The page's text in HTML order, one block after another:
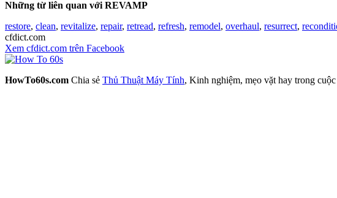
Những từ liên quan với REVAMP
restore, clean, revitalize, repair, retread, refresh, remodel, overhaul, resurrect,
cfdict.com
Xem cfdict.com trên Facebook
HowTo60s.com Chia sẻ Thủ Thuật Máy Tính, Kinh nghiệm, mẹo vặt hay trong